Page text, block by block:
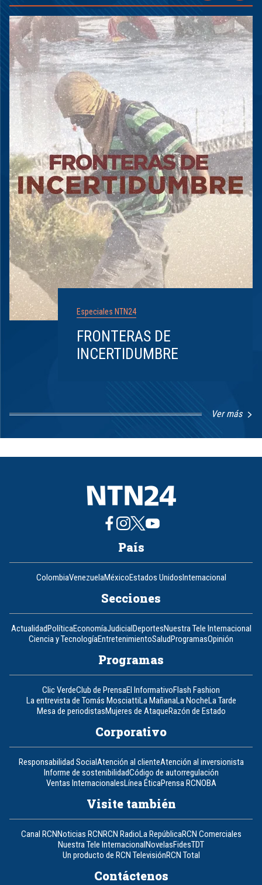
Especiales NTN24
FRONTERAS DE
INCERTIDUMBRE
Ver más
1
8
País
ColombiaVenezuelaMéxicoEstados UnidosInternacional
Secciones
ActualidadPolíticaEconomíaJudicialDeportesNuestra Tele Internacional
Ciencia y TecnologíaEntretenimientoSaludProgramasOpinión
Programas
Clic VerdeClub de PrensaEl InformativoFlash Fashion
La entrevista de Tomás MosciattiLa MañanaLa NocheLa Tarde
Mesa de periodistasMujeres de AtaqueRazón de Estado
Corporativo
Responsabilidad SocialAtención al clienteAtención al inversionista
Informe de sostenibilidadCódigo de autorregulación
Ventas InternacionalesLínea ÉticaPrensa RCNOBA
Visite también
Canal RCNNoticias RCNRCN RadioLa RepúblicaRCN Comerciales
Nuestra Tele InternacionalNovelasFidesTDT
Un producto de RCN TelevisiónRCN Total
Contáctenos